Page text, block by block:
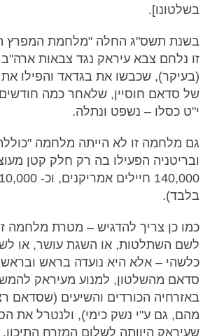
בשלטונו].
בשנת תשס"ג החלה "מלחמת המפרץ
זו נלחם צבא עיראק נגד צבאות ארה"ב
(בעיקר), שכבשו את בגדאד והפילו
של סדאם חוסיין, שלאחר כמה
י"ט כסלו – נשפט ונתלה.
גם מלחמה זו לא הייתה מלחמה
ובריטניה הפעילו בה רק חלק קטן
בלבד).
כמו כן צריך להדגיש – מטרת מלחמה
לשם השתלטות, או השגת עושר, או
כלשהי – אלא היא נועדה בראש
סדאם מהשלטון, למנוע מעיראק
באזרחיה הכורדים והשיעים (שסדאם
מהם, גם ע"י נשק כימי), ולנטרל את
שעיראק היוותה לשלום המזרח